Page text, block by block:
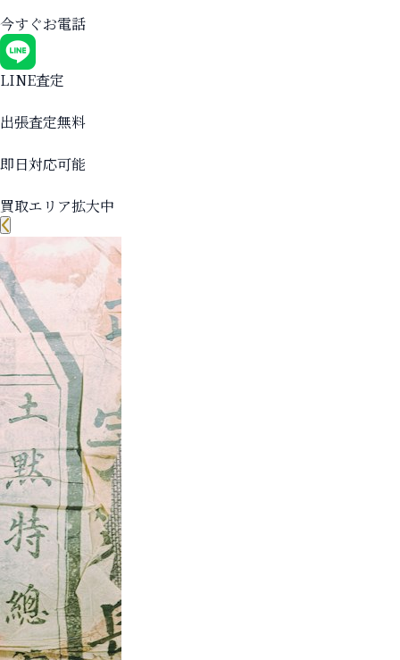
今すぐお電話
LINE査定
出張査定無料
即日対応可能
買取エリア拡大中